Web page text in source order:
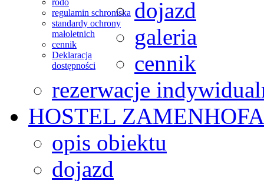
rodo
regulamin schroniska
standardy ochrony
małoletnich
cennik
Deklaracja
dostępności
dojazd
galeria
cennik
rezerwacje
HOSTEL
opis obiektu
dojazd